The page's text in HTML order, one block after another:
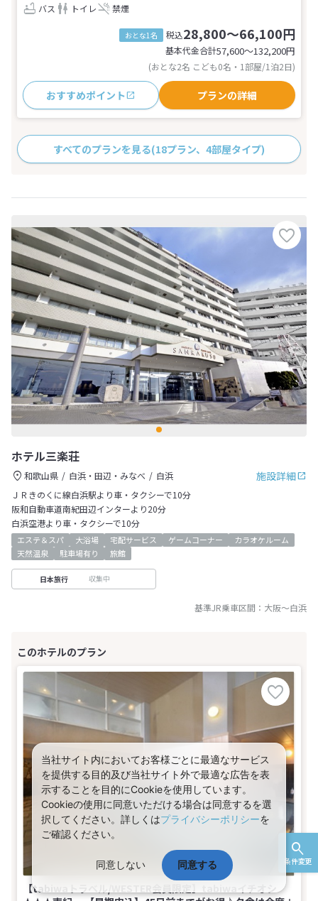
条件変更
バス
トイレ 禁煙
おとな1名 税込28,800～66,100円
基本代金合計57,600〜132,200円
(おとな2名 こども0名・1部屋/1泊2日)
おすすめポイント プランの詳細
すべてのプランを見る(18プラン、4部屋タイプ)
ホテル三楽荘
施設詳細
和歌山県 白浜・田辺・みなべ
白浜
ＪＲきのくに線白浜駅より車・タクシーで10分
阪和自動車道南紀田辺インターより20分
白浜空港より車・タクシーで10分
エステ＆スパ 大浴場 宅配サービス ゲームコーナー
カラオケルーム
天然温泉
駐車場有り 旅館
日本旅行 収集中
基準JR乗車区間： 大阪～白浜
【tabiwaトラベル/WESTER会員限定】tabiwaイチオシ
当社サイト内においてお客様ごとに最適なサービス
を提供する目的及び当社サイト外で最適な広告を表
示することを目的にCookieを使用しています。
Cookieの使用に同意いただける場合は同意するを選
択してください。詳しくはプライバシーポリシーを
ご確認ください。
同意しない 同意する